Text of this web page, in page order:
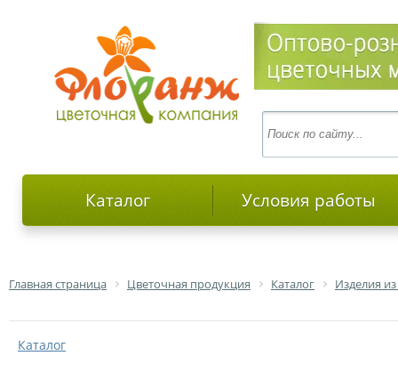
Каталог Условия работы
Главная страница Цветочная продукция Каталог Изделия
Каталог